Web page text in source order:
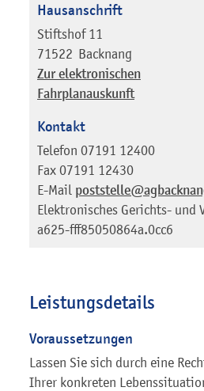
Hausanschrift
Stiftshof 11
71522 Backnang
Zur elektronischen
Fahrplanauskunft
Kontakt
Telefon 07191 12400
Fax 07191 12430
E-Mail
Elektronisches Gerichts- und
a625-fff85050864a.0cc6
Leistungsdetails
Voraussetzungen
Lassen Sie sich durch eine
Ihrer konkreten